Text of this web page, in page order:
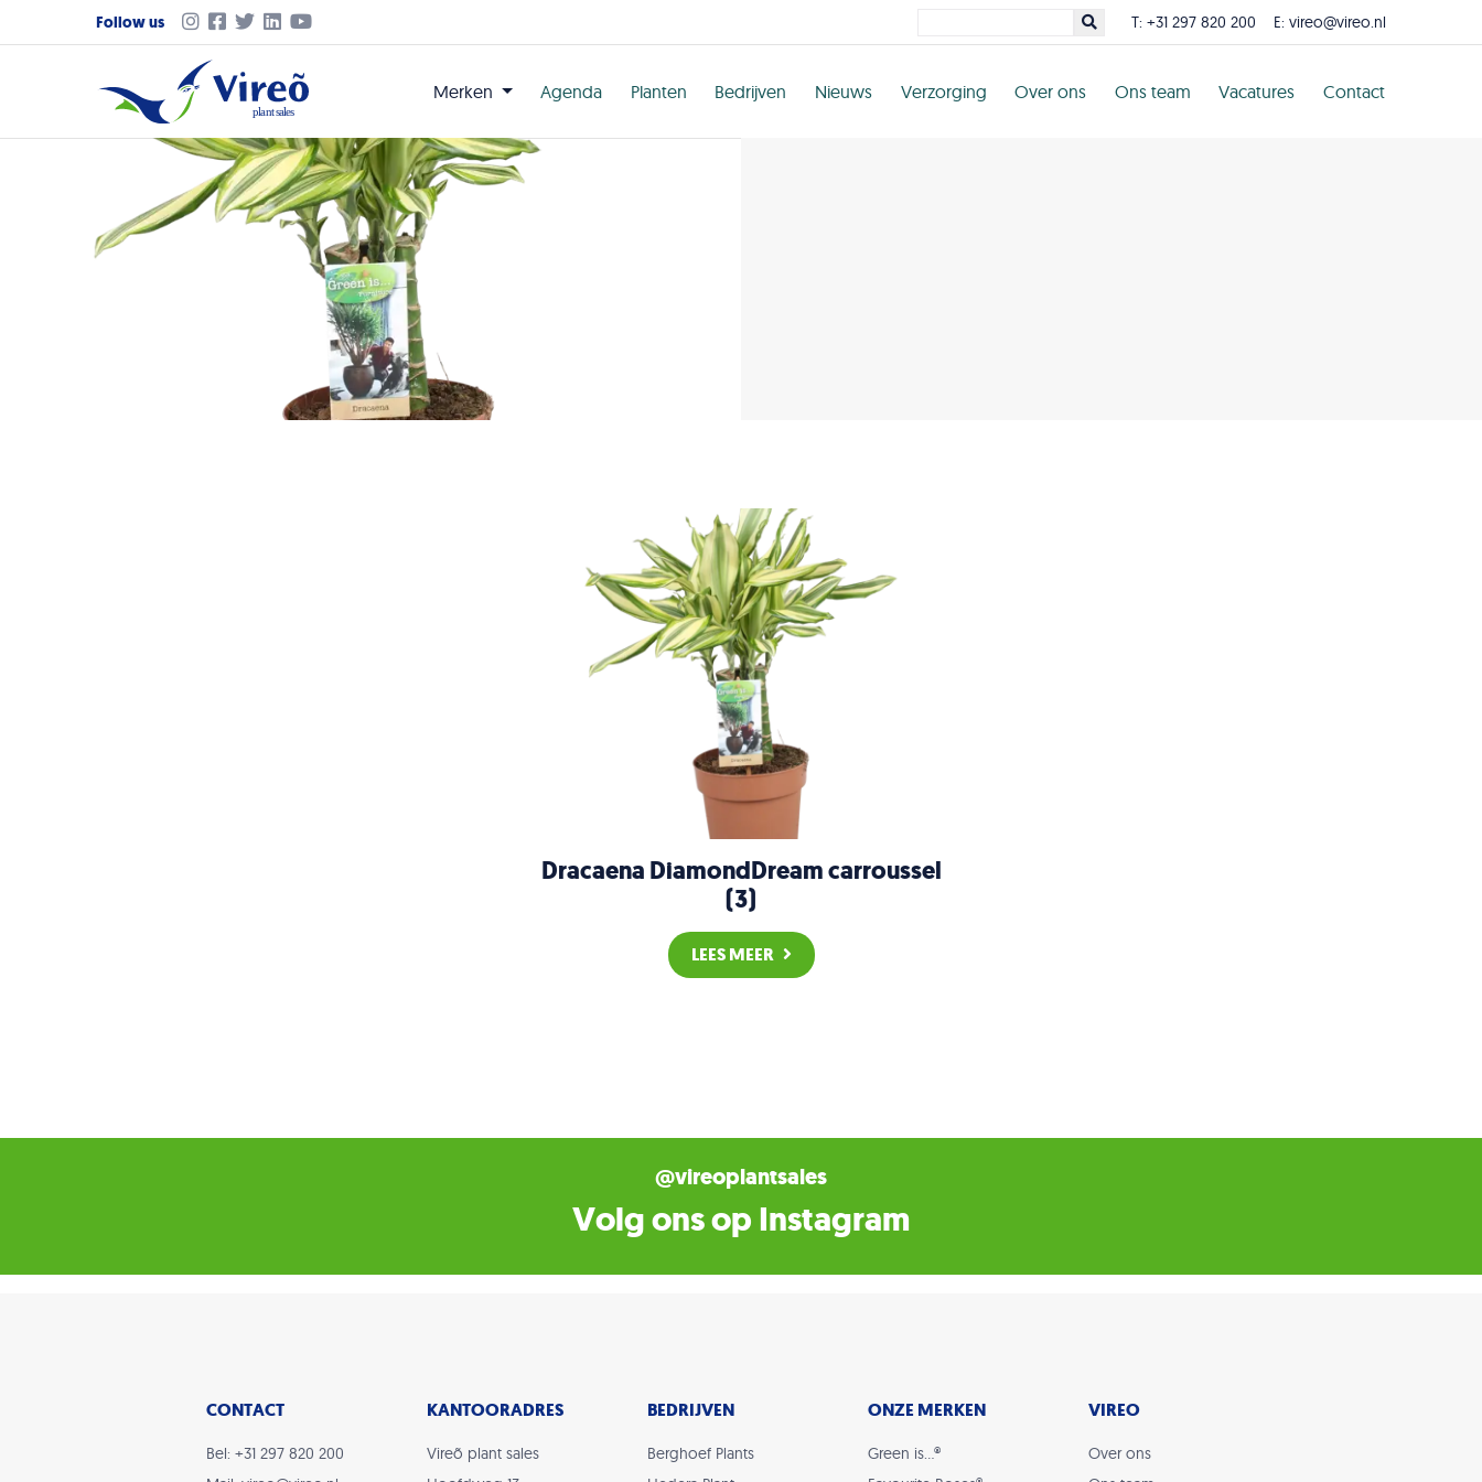
Follow us T: +31 297 820 200 E: vireo@vireo.nl
Merken Agenda Planten Bedrijven Nieuws Verzorging Over ons Ons team Vacatures Contact
Dracaena DiamondDream carroussel
(3)
LEES MEER
@vireoplantsales
Volg ons op Instagram
CONTACT
Bel: +31 297 820 200
KANTOORADRES
Vireõ plant sales
BEDRIJVEN
Berghoef Plants
ONZE MERKEN
Green is…®
VIREO
Over ons